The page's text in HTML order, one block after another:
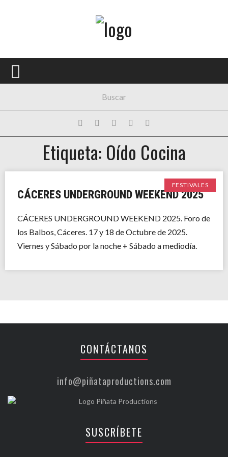
PORTADA
FESTIVALES
EXPOSICIONES
HISTORIAS
Etiqueta: Oído Cocina
FESTIVALES
CÁCERES UNDERGROUND WEEKEND 2025
CÁCERES UNDERGROUND WEEKEND 2025. Foro de
los Balbos, Cáceres. 17 y 18 de Octubre de 2025.
Viernes y Sábado por la noche + Sábado a mediodía.
CONTÁCTANOS
info@piñataproductions.com
SUSCRÍBETE